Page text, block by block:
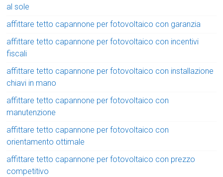
al sole
affittare tetto capannone per fotovoltaico con garanzia
affittare tetto capannone per fotovoltaico con incentivi
fiscali
affittare tetto capannone per fotovoltaico con installazione
chiavi in mano
affittare tetto capannone per fotovoltaico con
manutenzione
affittare tetto capannone per fotovoltaico con
orientamento ottimale
affittare tetto capannone per fotovoltaico con prezzo
competitivo